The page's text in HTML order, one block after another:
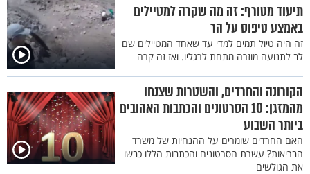
תיעוד מטורף: זה מה שקרה למטיילים
באמצע טיפוס על הר
זה היה טיול תמים למדי עד שאחד המטיילים שם
לב לתנועה מוזרה מתחת לרגליו. ואז זה קרה
הקורונה והחרדים, והשטרות שצנחו
מהמזגן: 10 הסרטונים והכתבות האהובים
ביותר השבוע
האם החרדים שומרים על ההנחיות של משרד
הבריאות? עשרת הסרטונים והכתבות הללו כבשו
את הגולשים